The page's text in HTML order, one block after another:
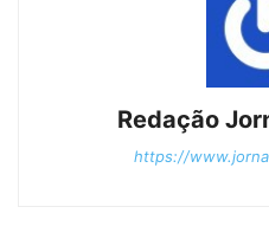
Redação
https://